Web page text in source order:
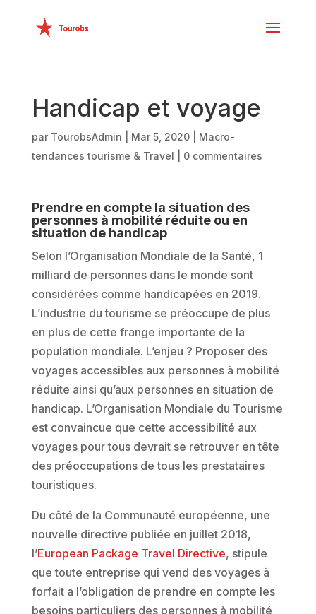
Handicap et voyage
par TourobsAdmin Mar 5, 2020| Macro-
tendances tourisme & Travel
0 commentaires
Prendre en compte la situation des
personnes à mobilité réduite ou en
situation de handicap
Selon l’Organisation Mondiale de la Santé, 1
milliard de personnes dans le monde sont
considérées comme handicapées en 2019.
L’industrie du tourisme se préoccupe de plus
en plus de cette frange importante de la
population mondiale. L’enjeu ? Proposer des
voyages accessibles aux personnes à mobilité
réduite ainsi qu’aux personnes en situation de
handicap. L’Organisation Mondiale du Tourisme
est convaincue que cette accessibilité aux
voyages pour tous devrait se retrouver en tête
des préoccupations de tous les prestataires
touristiques.
Du côté de la Communauté européenne, une
nouvelle directive publiée en juillet 2018,
l’European Package Travel Directive, stipule
que toute entreprise qui vend des voyages à
forfait a l’obligation de prendre en compte les
besoins particuliers des personnes à mobilité